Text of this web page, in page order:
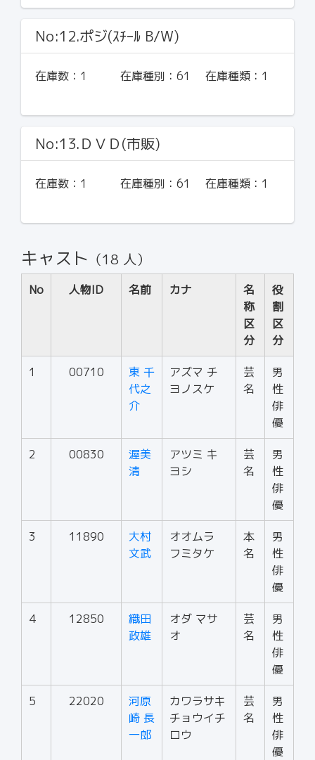
No:12.ポジ(ｽﾁｰﾙ B/W)
在庫数： 1 在庫種別： 61 在庫種類： 1
No:13.ＤＶＤ(市販)
在庫数： 1 在庫種別： 61 在庫種類： 1
キャスト （18 人）
No 人物ID 名前 カナ
名
称
区
分
役
割
区
分
1 00710
東 千
代之
介
アズマ チ
ヨノスケ
芸
名
男
性
俳
優
2 00830
渥美
清
アツミ キ
ヨシ
芸
名
男
性
俳
優
3 11890
大村
文武
オオムラ
フミタケ
本
名
男
性
俳
優
4 12850
織田
政雄
オダ マサ
オ
芸
名
男
性
俳
優
5 22020
河原
崎 長
一郎
カワラサキ
チョウイチ
ロウ
芸
名
男
性
俳
優